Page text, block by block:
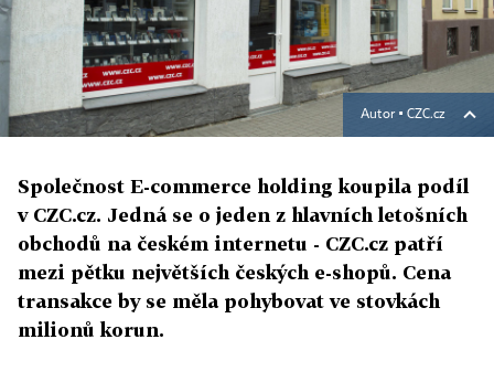
Autor ▪ CZC.cz
Společnost E-commerce holding koupila podíl
v CZC.cz. Jedná se o jeden z hlavních letošních
obchodů na českém internetu - CZC.cz patří
mezi pětku největších českých e-shopů. Cena
transakce by se měla pohybovat ve stovkách
milionů korun.